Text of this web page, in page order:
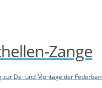
Zange
zur De- und Montage der